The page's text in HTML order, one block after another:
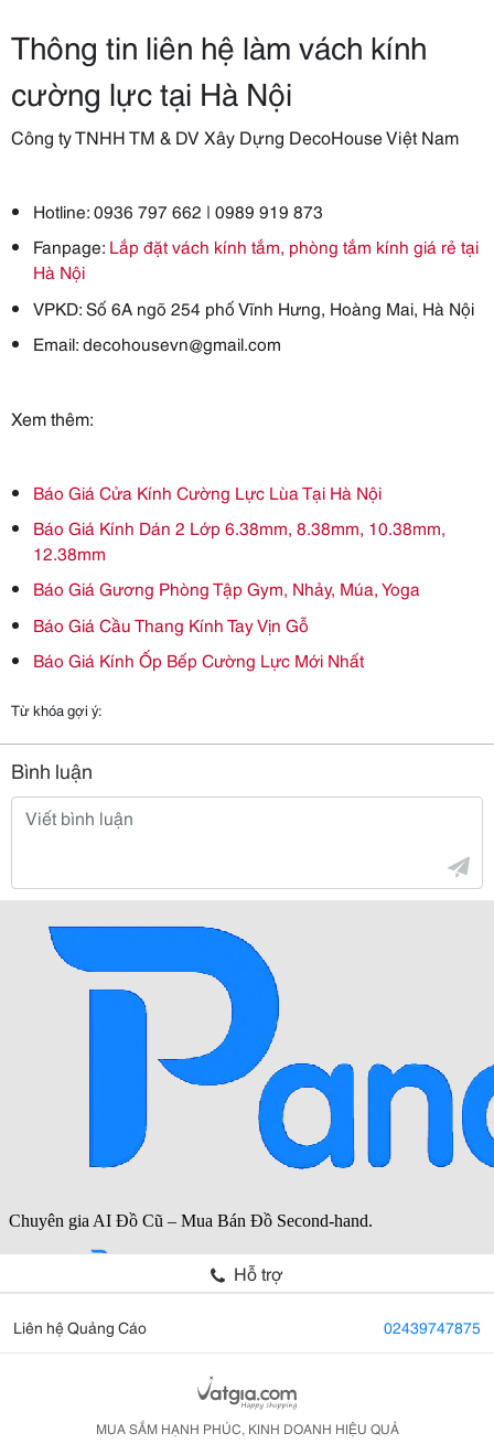
Thông tin liên hệ làm vách kính
cường lực tại Hà Nội
Công ty TNHH TM & DV Xây Dựng DecoHouse Việt Nam
Hotline: 0936 797 662 | 0989 919 873
Fanpage: Lắp đặt vách kính tắm, phòng tắm kính giá rẻ tại
Hà Nội
VPKD: Số 6A ngõ 254 phố Vĩnh Hưng, Hoàng Mai, Hà Nội
Email: decohousevn@gmail.com
Xem thêm:
Báo Giá Cửa Kính Cường Lực Lùa Tại Hà Nội
Báo Giá Kính Dán 2 Lớp 6.38mm, 8.38mm, 10.38mm,
12.38mm
Báo Giá Gương Phòng Tập Gym, Nhảy, Múa, Yoga
Báo Giá Cầu Thang Kính Tay Vịn Gỗ
Báo Giá Kính Ốp Bếp Cường Lực Mới Nhất
Từ khóa gợi ý:
Bình luận
Hỗ trợ
Liên hệ Quảng Cáo 02439747875
MUA SẮM HẠNH PHÚC, KINH DOANH HIỆU QUẢ